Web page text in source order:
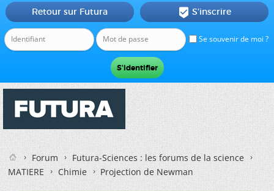
Se souvenir de moi ?
Retour sur Futura  S'inscrire
Forum
Futura-Sciences : les forums de la science
MATIERE
Chimie Projection de Newman